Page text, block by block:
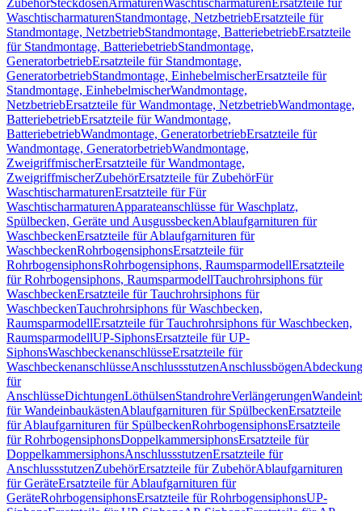
ZubehörSteckdosenArmaturenWaschtischarmaturen Ersatzteile für
WaschtischarmaturenStandmontage, NetzbetriebErsatzteile für
Standmontage, NetzbetriebStandmontage, BatteriebetriebErsatzteile
für Standmontage, BatteriebetriebStandmontage,
GeneratorbetriebErsatzteile für Standmontage,
GeneratorbetriebStandmontage, EinhebelmischerErsatzteile für
Standmontage, EinhebelmischerWandmontage,
NetzbetriebErsatzteile für Wandmontage, NetzbetriebWandmontage,
BatteriebetriebErsatzteile für Wandmontage,
BatteriebetriebWandmontage, GeneratorbetriebErsatzteile für
Wandmontage, GeneratorbetriebWandmontage,
ZweigriffmischerErsatzteile für Wandmontage,
ZweigriffmischerZubehörErsatzteile für ZubehörFür
WaschtischarmaturenErsatzteile für Für
WaschtischarmaturenApparateanschlüsse für Waschplatz,
Spülbecken, Geräte und AusgussbeckenAblaufgarnituren für
WaschbeckenErsatzteile für Ablaufgarnituren für
WaschbeckenRohrbogensiphonsErsatzteile für
RohrbogensiphonsRohrbogensiphons, RaumsparmodellErsatzteile
für Rohrbogensiphons, RaumsparmodellTauchrohrsiphons für
WaschbeckenErsatzteile für Tauchrohrsiphons für
WaschbeckenTauchrohrsiphons für Waschbecken,
RaumsparmodellErsatzteile für Tauchrohrsiphons für Waschbecken,
RaumsparmodellUP-SiphonsErsatzteile für UP-
SiphonsWaschbeckenanschlüsseErsatzteile für
WaschbeckenanschlüsseAnschlussstutzenAnschlussbögen
für
AnschlüsseDichtungenLöthülsenStandrohreVerlängerungen
für WandeinbaukästenAblaufgarnituren für SpülbeckenErsatzteile
für Ablaufgarnituren für SpülbeckenRohrbogensiphonsErsatzteile
für RohrbogensiphonsDoppelkammersiphonsErsatzteile für
DoppelkammersiphonsAnschlussstutzenErsatzteile für
AnschlussstutzenZubehörErsatzteile für ZubehörAblaufgarnituren
für GeräteErsatzteile für Ablaufgarnituren für
GeräteRohrbogensiphonsErsatzteile für RohrbogensiphonsUP-